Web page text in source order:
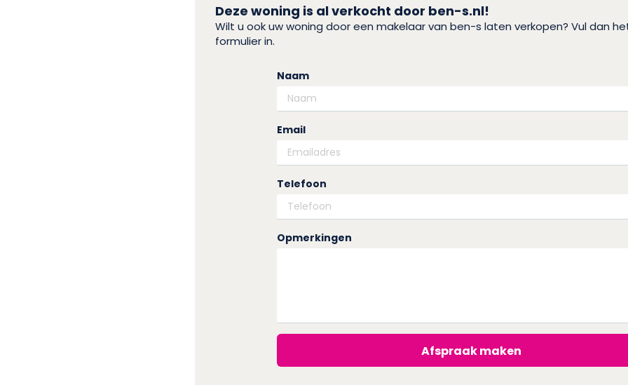
Deze woning is al verkocht door ben-s.nl!
Wilt u ook uw woning door een makelaar van ben-s laten verkopen? Vul dan
formulier in.
Naam
Email
Telefoon
Opmerkingen
Afspraak maken